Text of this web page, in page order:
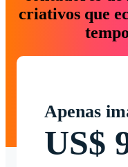
criativos que
Apenas
US$